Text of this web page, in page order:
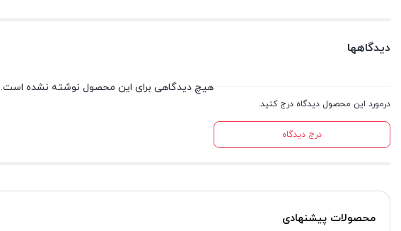
دیدگاهها
درمورد این محصول دیدگاه درج کنید.
درج دیدگاه
هیچ دیدگاهی برای این محصول نوشته نشده است.
محصولات پیشنهادی